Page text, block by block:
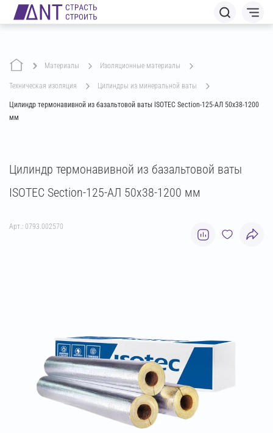
Материалы изоляционные материалы
техническая изоляция цилиндры из минеральной ваты
Цилиндр термонавивной из базальтовой ваты ISOTEC Section-125-АЛ 50х38-1200
мм
Цилиндр термонавивной из базальтовой ваты
ISOTEC Section-125-АЛ 50х38-1200 мм
Арт.: 0793.002570